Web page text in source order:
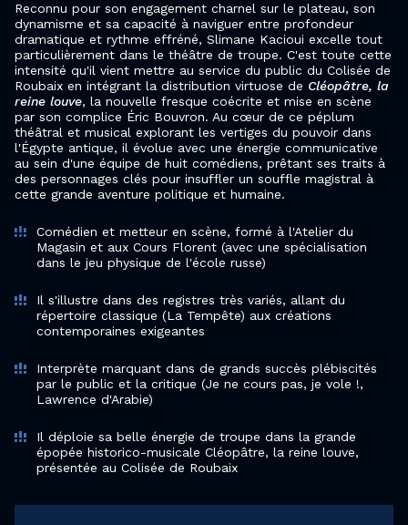
Reconnu pour son engagement charnel sur le plateau, son
dynamisme et sa capacité à naviguer entre profondeur
dramatique et rythme effréné, Slimane Kacioui excelle tout
particulièrement dans le théâtre de troupe. C'est toute cette
intensité qu'il vient mettre au service du public du Colisée de
Roubaix en intégrant la distribution virtuose de Cléopâtre, la
reine louve, la nouvelle fresque coécrite et mise en scène
par son complice Éric Bouvron. Au cœur de ce péplum
théâtral et musical explorant les vertiges du pouvoir dans
l'Égypte antique, il évolue avec une énergie communicative
au sein d'une équipe de huit comédiens, prêtant ses traits à
des personnages clés pour insuffler un souffle magistral à
cette grande aventure politique et humaine.
Comédien et metteur en scène, formé à l'Atelier du
Magasin et aux Cours Florent (avec une spécialisation
dans le jeu physique de l'école russe)
Il s'illustre dans des registres très variés, allant du
répertoire classique (La Tempête) aux créations
contemporaines exigeantes
Interprète marquant dans de grands succès plébiscités
par le public et la critique (Je ne cours pas, je vole !,
Lawrence d'Arabie)
Il déploie sa belle énergie de troupe dans la grande
épopée historico-musicale Cléopâtre, la reine louve,
présentée au Colisée de Roubaix